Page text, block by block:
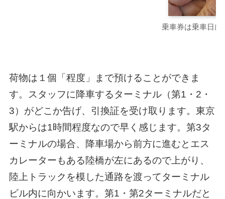
乗車券は乗車日に
荷物は１個「程度」まで預けることができま
す。スタッフに降車するターミナル（第1・2・
3）がどこか告げ、引換証を受け取ります。東京
駅からは1時間程度なので早く感じます。第3タ
ーミナルの場合、降車場から前方に進むとエス
カレーターもある陸橋が左にあるので上がり、
陸上トラックを模した通路を渡ってターミナル
ビル内に向かいます。第1・第2ターミナルだと